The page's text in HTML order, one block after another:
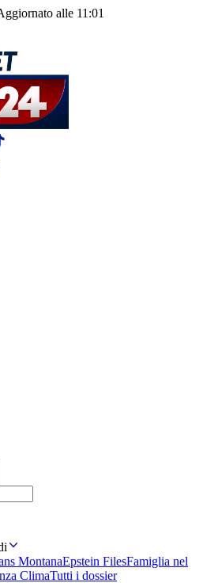
alle 11:01
MontanaEpstein FilesFamiglia nel
ClimaTutti i dossier